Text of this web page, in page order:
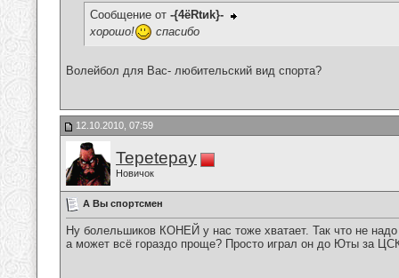
Сообщение от -{4ёRtиk}-
хорошо!
спасибо
Волейбол для Вас- любительский вид спорта?
12.10.2010, 07:59
Tepetepay
Новичок
А Вы спортсмен
Ну болельшиков КОНЕЙ у нас тоже хватает. Так что не
а может всё гораздо проще? Просто играл он до Юты за